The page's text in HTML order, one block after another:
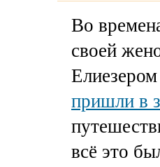
Во
своей
пришли в
всё это